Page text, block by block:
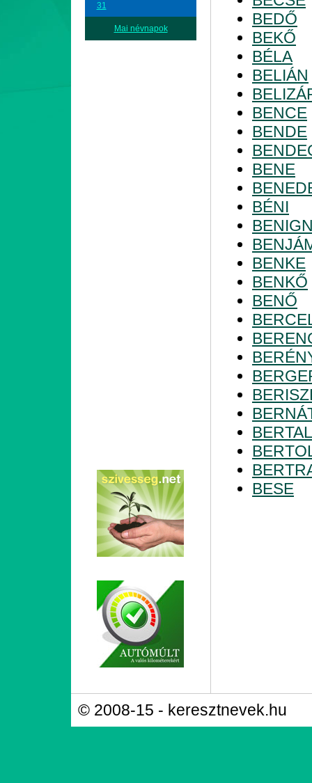
31
Mai névnapok
BEDŐ
BEKŐ
BÉLA
BELIÁN
BENCE
BENDE
BENE
BÉNI
BENKE
BENKŐ
BENŐ
BESE
© 2008-15 - keresztnevek.hu